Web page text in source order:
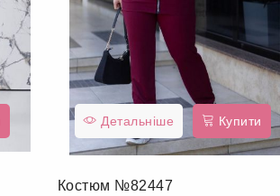
Детальніше Купити
Костюм №82447